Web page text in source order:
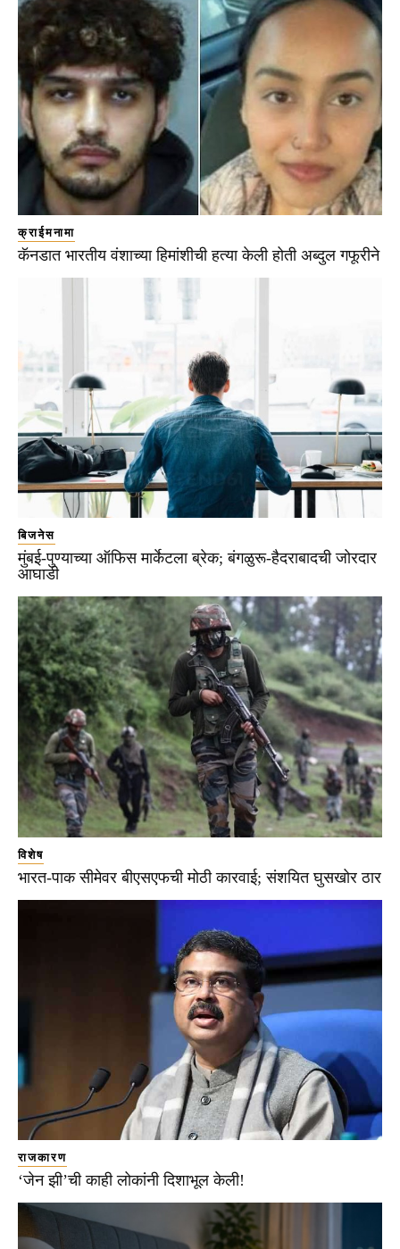
क्राईमनामा
कॅनडात भारतीय वंशाच्या हिमांशीची हत्या केली होती अब्दुल गफूरीने
बिजनेस
मुंबई-पुण्याच्या ऑफिस मार्केटला ब्रेक; बंगळुरू-हैदराबादची जोरदार
आघाडी
विशेष
भारत-पाक सीमेवर बीएसएफची मोठी कारवाई; संशयित घुसखोर ठार
राजकारण
‘जेन झी’ची काही लोकांनी दिशाभूल केली!